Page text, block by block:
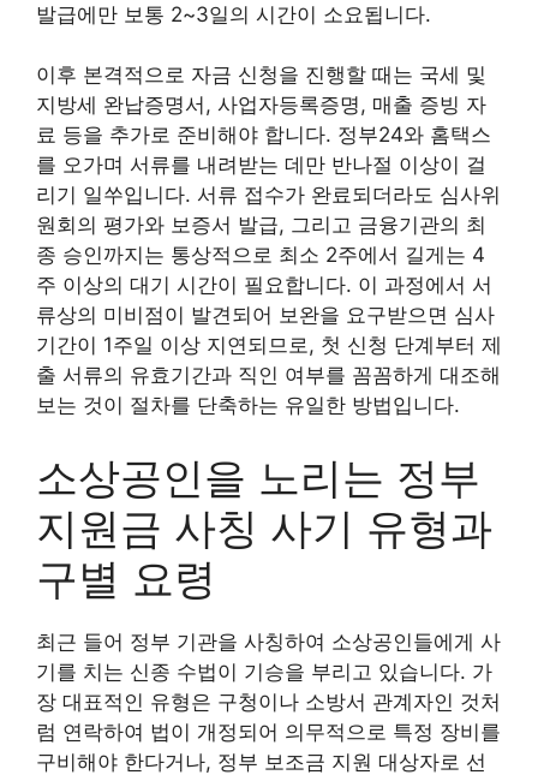
발급에만 보통 2~3일의 시간이 소요됩니다.
이후 본격적으로 자금 신청을 진행할 때는 국세 및
지방세 완납증명서, 사업자등록증명, 매출 증빙 자
료 등을 추가로 준비해야 합니다. 정부24와 홈택스
를 오가며 서류를 내려받는 데만 반나절 이상이 걸
리기 일쑤입니다. 서류 접수가 완료되더라도 심사위
원회의 평가와 보증서 발급, 그리고 금융기관의 최
종 승인까지는 통상적으로 최소 2주에서 길게는 4
주 이상의 대기 시간이 필요합니다. 이 과정에서 서
류상의 미비점이 발견되어 보완을 요구받으면 심사
기간이 1주일 이상 지연되므로, 첫 신청 단계부터 제
출 서류의 유효기간과 직인 여부를 꼼꼼하게 대조해
보는 것이 절차를 단축하는 유일한 방법입니다.
소상공인을 노리는 정부
지원금 사칭 사기 유형과
구별 요령
최근 들어 정부 기관을 사칭하여 소상공인들에게 사
기를 치는 신종 수법이 기승을 부리고 있습니다. 가
장 대표적인 유형은 구청이나 소방서 관계자인 것처
럼 연락하여 법이 개정되어 의무적으로 특정 장비를
구비해야 한다거나, 정부 보조금 지원 대상자로 선